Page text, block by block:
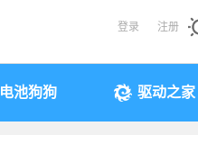
登录 注册
电池狗狗 驱动之家